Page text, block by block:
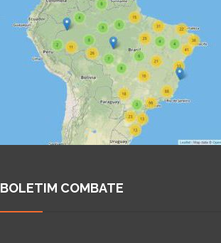
BOLETIM COMBATE